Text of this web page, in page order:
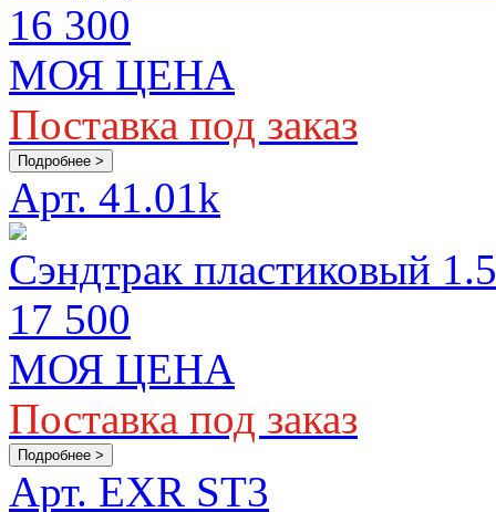
16 300
МОЯ ЦЕНА
Поставка под заказ
Подробнее >
Арт. 41.01k
Сэндтрак пластиковый
17 500
МОЯ ЦЕНА
Поставка под заказ
Подробнее >
Арт. EXR ST3